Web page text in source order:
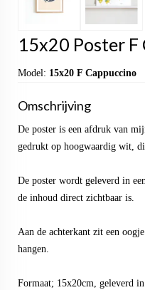
15x20 Poster F
Model: 15x20 F Cappuccino
Omschrijving
De poster is een afdruk van
gedrukt op hoogwaardig wit,
De poster wordt geleverd in
de inhoud direct zichtbaar is.
Aan de achterkant zit een
hangen.
Formaat; 15x20cm, geleverd